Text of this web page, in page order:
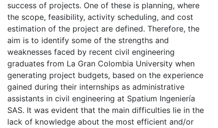
success of projects. One of these is planning, where
the scope, feasibility, activity scheduling, and cost
estimation of the project are defined. Therefore, the
aim is to identify some of the strengths and
weaknesses faced by recent civil engineering
graduates from La Gran Colombia University when
generating project budgets, based on the experience
gained during their internships as administrative
assistants in civil engineering at Spatium Ingeniería
SAS. It was evident that the main difficulties lie in the
lack of knowledge about the most efficient and/or